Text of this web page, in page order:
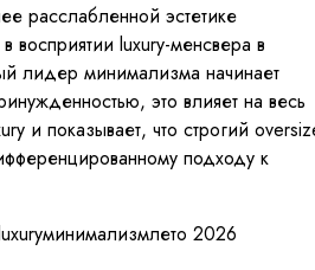
расслабленной эстетике
восприятии luxury-менсвера в
лидер минимализма начинает
это влияет на весь
и показывает, что строгий
подходу к
минимализмлето 2026